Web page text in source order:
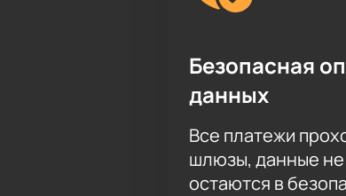
Безопасная
данных
Все платежи
шлюзы, данные
остаются в